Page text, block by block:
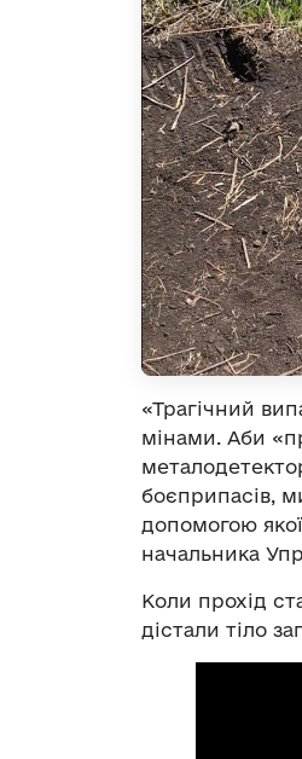
«Трагічний
мінами. Аби
боєприпасів,
допомогою
начальника
Коли прохід
дістали тіло